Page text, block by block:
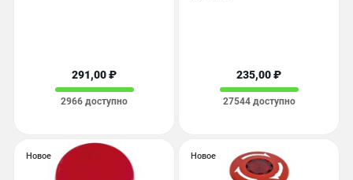
291,00 ₽
2966 доступно
235,00 ₽
27544 доступно
Новое Новое